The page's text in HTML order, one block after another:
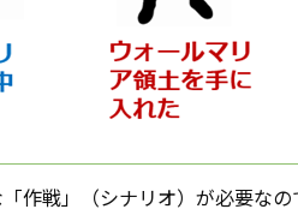
作戦」（シナリオ）が必要な